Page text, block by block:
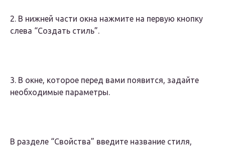
2. В нижней части окна нажмите на первую кнопку
слева “Создать стиль”.
3. В окне, которое перед вами появится, задайте
необходимые параметры.
В разделе “Свойства” введите название стиля,